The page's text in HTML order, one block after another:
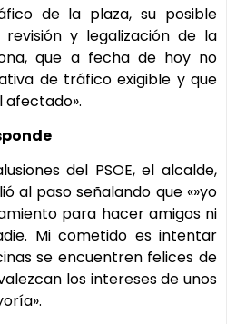
de la plaza, su posible
y legalización de la
que a fecha de hoy no
de tráfico exigible y que
afectado».
del PSOE, el alcalde,
al paso señalando que «»yo
para hacer amigos ni
Mi cometido es intentar
se encuentren felices de
los intereses de unos